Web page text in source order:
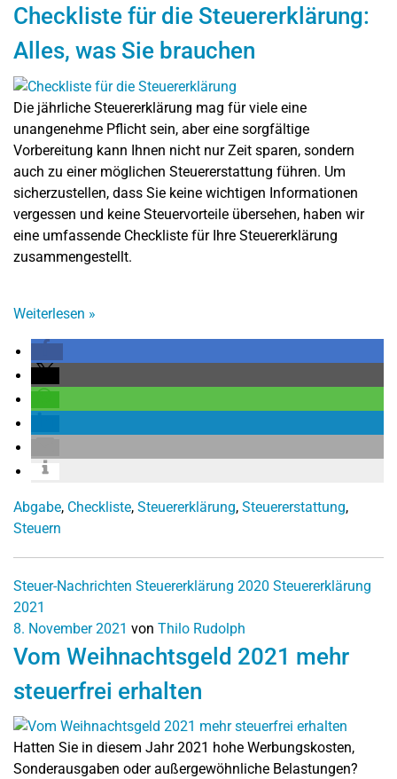
Checkliste für die Steuererklärung:
Alles, was Sie brauchen
Die jährliche Steuererklärung mag für viele eine
unangenehme Pflicht sein, aber eine sorgfältige
Vorbereitung kann Ihnen nicht nur Zeit sparen, sondern
auch zu einer möglichen Steuererstattung führen. Um
sicherzustellen, dass Sie keine wichtigen Informationen
vergessen und keine Steuervorteile übersehen, haben wir
eine umfassende Checkliste für Ihre Steuererklärung
zusammengestellt.
Weiterlesen »
Abgabe, Checkliste, Steuererklärung, Steuererstattung,
Steuern
Steuer-Nachrichten Steuererklärung 2020 Steuererklärung
2021
8. November 2021 von Thilo Rudolph
Vom Weihnachtsgeld 2021 mehr
steuerfrei erhalten
Hatten Sie in diesem Jahr 2021 hohe Werbungskosten,
Sonderausgaben oder außergewöhnliche Belastungen?